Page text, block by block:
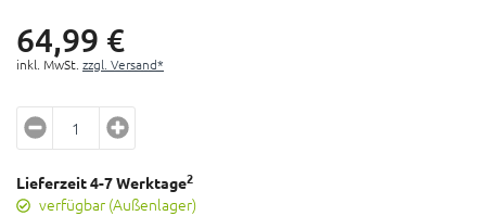
64,99 €
inkl. MwSt. zzgl. Versand*
Lieferzeit 4-7 Werktage2
verfügbar (Außenlager)